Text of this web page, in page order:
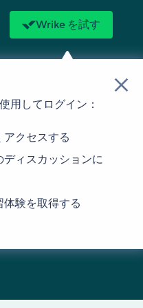
Wrike を試す
用してログイン：
クセスする
ディスカッションに
験を取得する